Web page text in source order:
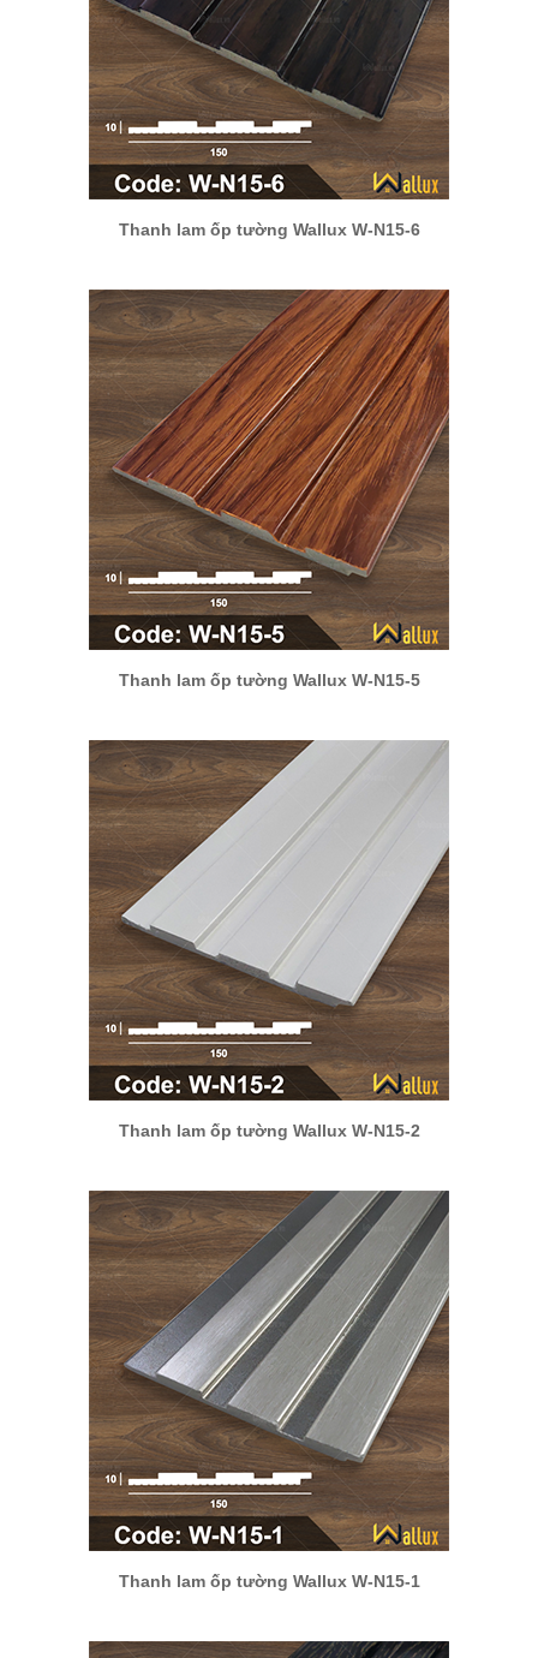
Thanh lam ốp tường Wallux W-N15-6
Thanh lam ốp tường Wallux W-N15-5
Thanh lam ốp tường Wallux W-N15-2
Thanh lam ốp tường Wallux W-N15-1